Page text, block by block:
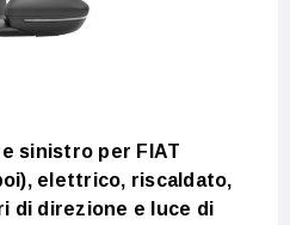
sinistro per FIAT
elettrico, riscaldato,
di direzione e luce di